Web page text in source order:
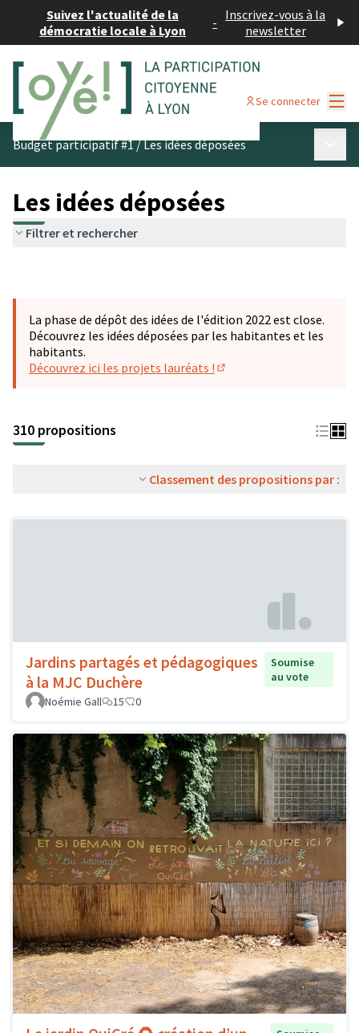
Suivez l'actualité de la
démocratie locale à Lyon
- Inscrivez-vous à la
newsletter
Se connecter
Budget participatif #1/Les idées déposées
Les idées déposées
Filtrer et rechercher
La phase de dépôt des idées de l'édition 2022 est close.
Découvrez les idées déposées par les habitantes et les
habitants.
Découvrez ici les projets lauréats !
310 propositions
Classement des propositions par :
Jardins partagés et pédagogiques
à la MJC Duchère
Soumise
au vote
Noémie Gall
15 0